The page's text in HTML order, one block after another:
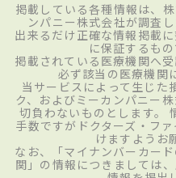
掲載している各種情報は、
ンパニー株式会社が調査
出来るだけ正確な情報掲載
に保証するも
掲載されている医療機関へ
必ず該当の医療機関
当サービスによって生じた
ク、およびミーカンパニー
切負わないものとします。
手数ですがドクターズ・フ
けますようお
なお、「マイナンバーカー
関」の情報につきましては